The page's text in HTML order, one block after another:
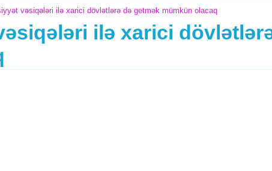
vəsiqələri ilə xarici dövlətlərə də getmək mümkün olacaq
ilə xarici